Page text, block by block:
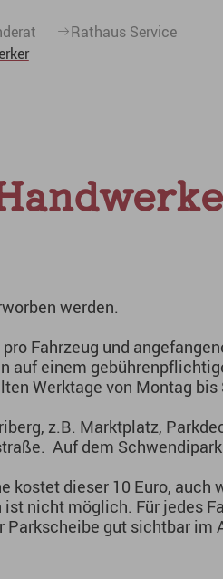
Rathaus Service
werden.
Fahrzeug und
auf einem
Werktage von Montag bis
z.B. Marktplatz,
Auf dem
kostet dieser 10 Euro, auch
nicht möglich. Für jedes
gut sichtbar im